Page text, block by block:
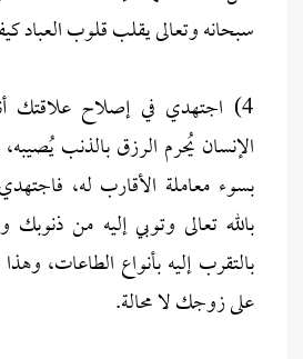
سبحانه وتعالى يقلب قلوب العباد
4) اجتهدي في إصلاح علاقتك
الإنسان يُحرم الرزق بالذنب
بسوء معاملة الأقارب له،
بالله تعالى وتوبي إليه من
بالتقرب إليه بأنواع الطاعات،
على زوجك لا محالة.